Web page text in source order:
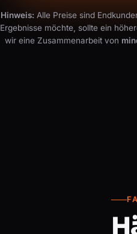
Hinweis: Alle Preise sind
Ergebnisse möchte, sollte ein
wir eine Zusammenarbeit von